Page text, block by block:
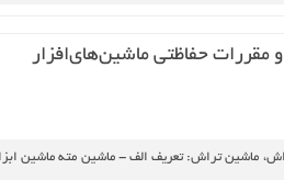
و مقررات‌ حفاظتي‌ ماشين‌هاي‌افزار
ماشين‌ تراش‌: تعريف‌ الف‌ - ماشين‌ مته‌ ماشين‌